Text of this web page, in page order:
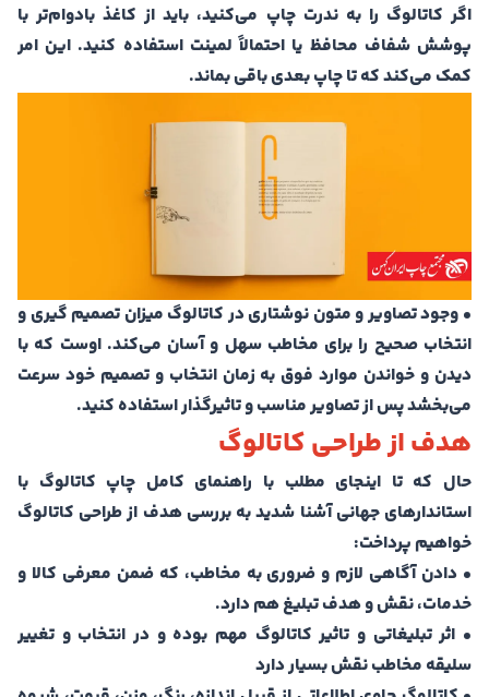
اگر کاتالوگ را به ندرت چاپ می‌کنید، باید از کاغذ بادوام‌تر با
پوشش شفاف محافظ یا احتمالاً لمینت استفاده کنید. این امر
کمک می‌کند که تا چاپ بعدی باقی بماند.
• وجود تصاویر و متون نوشتاری در کاتالوگ میزان تصمیم گیری و
انتخاب صحیح را برای مخاطب سهل و آسان می‌کند. اوست که با
دیدن و خواندن موارد فوق به زمان انتخاب و تصمیم خود سرعت
می‌بخشد پس از تصاویر مناسب و تاثیرگذار استفاده کنید.
هدف از طراحی كاتالوگ
حال که تا اینجای مطلب با راهنمای کامل چاپ کاتالوگ با
استاندارهای جهانی آشنا شدید به بررسی هدف از طراحی کاتالوگ
خواهیم پرداخت:
• دادن آگاهی لازم و ضروری به مخاطب، كه ضمن معرفی كالا و
خدمات، نقش و هدف تبلیغ هم دارد.
• اثر تبلیغاتی و تاثیر كاتالوگ مهم بوده و در انتخاب و تغییر
سلیقه مخاطب نقش بسیار دارد